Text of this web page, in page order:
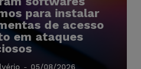
para instalar
de acesso
em ataques
- 05/08/2026